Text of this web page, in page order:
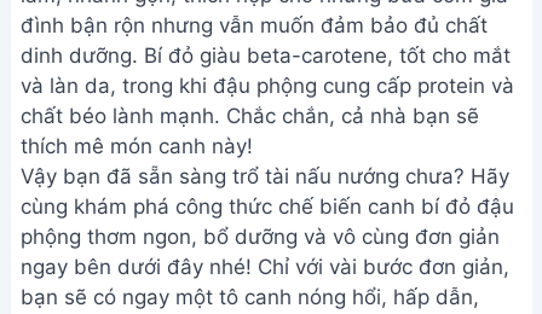
đình bận rộn nhưng vẫn muốn đảm bảo đủ chất
dinh dưỡng. Bí đỏ giàu beta-carotene, tốt cho mắt
và làn da, trong khi đậu phộng cung cấp protein và
chất béo lành mạnh. Chắc chắn, cả nhà bạn sẽ
thích mê món canh này!
Vậy bạn đã sẵn sàng trổ tài nấu nướng chưa? Hãy
cùng khám phá công thức chế biến canh bí đỏ đậu
phộng thơm ngon, bổ dưỡng và vô cùng đơn giản
ngay bên dưới đây nhé! Chỉ với vài bước đơn giản,
bạn sẽ có ngay một tô canh nóng hổi, hấp dẫn,